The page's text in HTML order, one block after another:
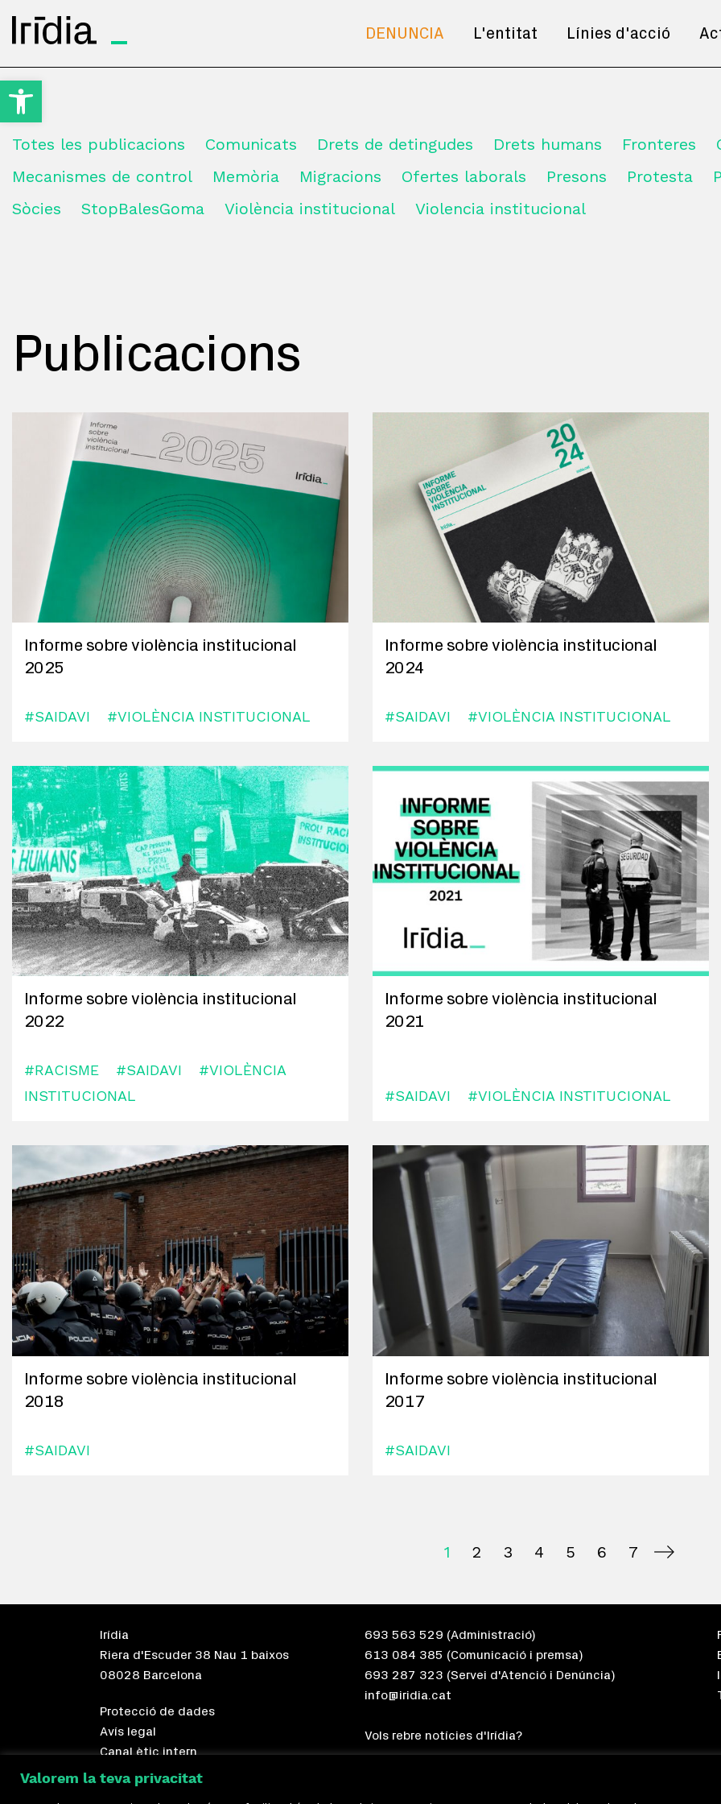
Obre la barra d'eines
Valorem la teva privacitat
Irídia DENUNCIA L'entitat Línies d'acció
Totes les publicacions Comunicats Drets de detingudes Drets humans Fronteres
Mecanismes de control
Memòria Migracions Ofertes laborals Presons Protesta
Sòcies
StopBalesGoma Violència institucional Violencia institucional
Publicacions
Informe sobre violència institucional
2025
#SAIDAVI #VIOLÈNCIA INSTITUCIONAL
Informe sobre violència institucional
2024
#SAIDAVI #VIOLÈNCIA INSTITUCIONAL
Informe sobre violència institucional
2022
#RACISME #SAIDAVI
#VIOLÈNCIA
INSTITUCIONAL
Informe sobre violència institucional
2021
#SAIDAVI #VIOLÈNCIA INSTITUCIONAL
Informe sobre violència institucional
2018
#SAIDAVI
Informe sobre violència institucional
2017
#SAIDAVI
1 2 3 4 5 6 7
Irídia
Riera d'Escuder 38 Nau 1 baixos
08028 Barcelona
Protecció de dades
Avís legal
Canal ètic intern
693 563 529 (Administració)
613 084 385 (Comunicació i premsa)
693 287 323 (Servei d'Atenció i Denúncia)
info@iridia.cat
Vols rebre notícies d'Irídia?